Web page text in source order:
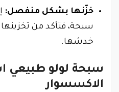
خزّنها بشكل منفصل:
سبحة، فتأكد من
خدشها.
سبحة لولو طبيعي
الاكسسوار